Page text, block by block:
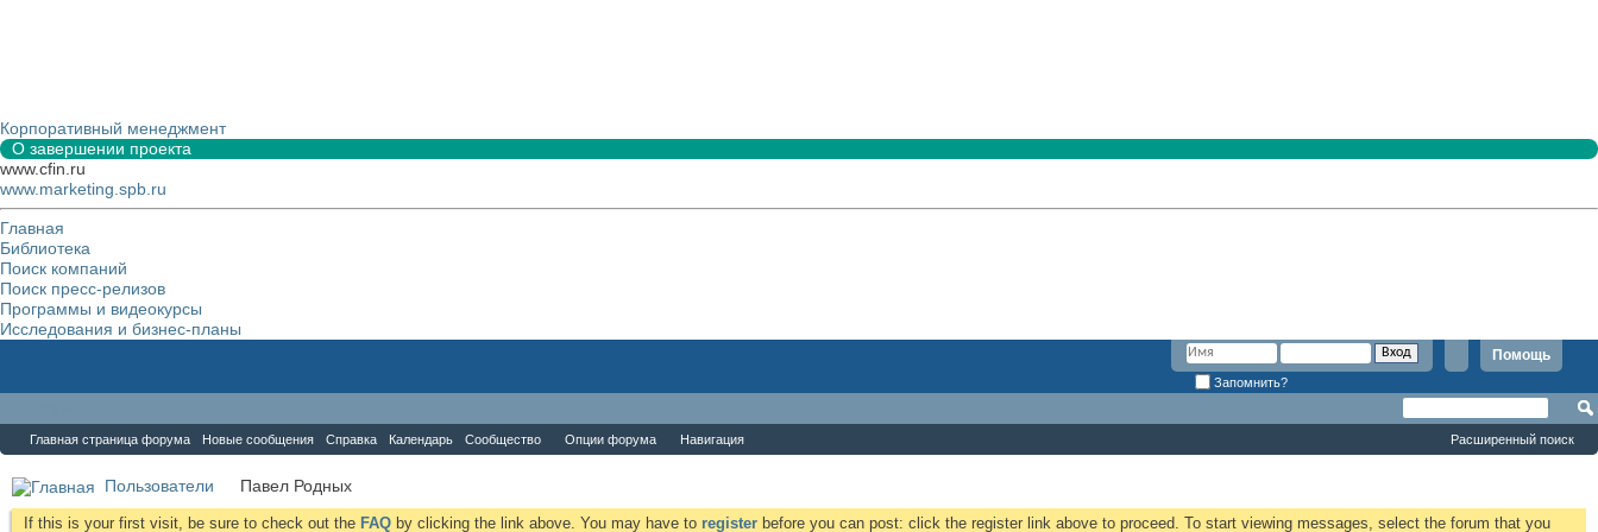
Корпоративный менеджмент
О завершении проекта
www.cfin.ru
www.marketing.spb.ru
Главная
Библиотека
Поиск компаний
Поиск пресс-релизов
Программы и видеокурсы
Исследования и бизнес-планы
Помощь
Запомнить?
Главная страница форума Новые сообщения Справка Календарь Сообщество Опции форума Навигация Расширенный поиск
Пользователи Павел Родных
If this is your first visit, be sure to check out the FAQ by clicking the link above. You may have to register before you can post: click the register link above to proceed. To start viewing messages, select the forum that you